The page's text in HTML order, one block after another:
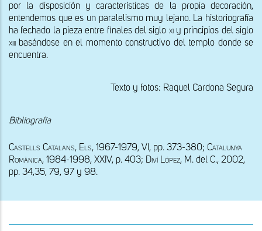
por la disposición y características de la propia decoración,
entendemos que es un paralelismo muy lejano. La historiografía
ha fechado la pieza entre finales del siglo xi
xiii basándose en el momento constructivo del templo donde se
encuentra.
Texto y fotos: Raquel Cardona Segura
Bibliografía
Castells Catalans, Els, 1967-1979, VI, pp. 373-380; Catalunya
Romànica, 1984-1998, XXIV, p. 403; Diví López, M. del C., 2002,
pp. 34,35, 79, 97 y 98.